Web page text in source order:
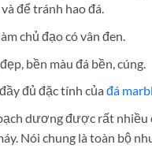
để tránh hao đá.
chủ đạo có vân đen.
bền màu đá bền, cúng.
đủ đặc tính của đá
dương được rất nhiều
Nói chung là toàn bộ